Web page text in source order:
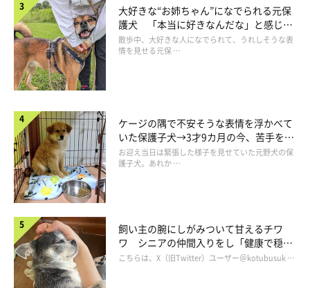
と“アザラシ”化!? 別犬級の変化に思わず二度
見
大きな瞳が印象的なポメラニアンのぽんちゃん。4才のころに見せ
た“きゅるるん”顔と、2才のころの“アザラシ”のような姿が「別犬
級」だといいます。耳の動きや表情で見た目が変わるぽんちゃんに
ついて、飼い主さんに話を聞きました。
関連記事:
「ばぁばのおうち行く？」と聞くと→耳をペタ
応に胸キュン！
紹介するのは、X（旧Twitter）ユーザー@boku_ponchanさんの愛
犬・ぽんちゃん（撮影時4才／ポメラニアン）のエピソード。この
日、飼い主さんは実家に行く用事があったといい、ぽんちゃんをナ
デナデしながら「ぽんちゃんもばぁばのお家行く？」と話しかけて
いたそう。するとこのあと、ぽんちゃんはなんとも可愛らしい反応
を見せたそうです。
写真提供・取材協力／ @boku_ponchanさん／X（旧Twitter）
※この記事は投稿者さまにご了承をいただいたうえで制作してい
ます。
大好きな“お姉ちゃん”になでられる元保
護犬 「本当に好きなんだな」と感じる
表情にほっこり
散歩中、大好きな人になでられて、うれしそうな表
情を見せる元保 …
ケージの隅で不安そうな表情を浮かべて
いた保護子犬→3才9カ月の今、苦手を克
服し頼もしいコに成長！
お迎え当日は緊張した様子を見せていた元野犬の保
護子犬。あれか …
飼い主の腕にしがみついて甘えるチワ
ワ シニアの仲間入りをし「健康で穏や
かな暮らしが続いてほしい」と願う
こちらは、X（旧Twitter）ユーザー＠kotubusuk …